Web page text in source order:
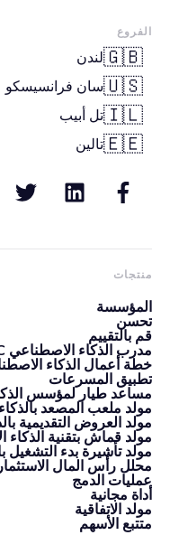
الفروع
🇬🇧لندن
🇺🇸سان فرانسيسكو
🇮🇱تل أبيب
🇪🇪تالين
منتجات
المؤسسة
تحسن
قم بالتقييم
مدرب الذكاء الاصطناعي VC
خطة أعمال الذكاء
تطبيق المسرعات
مساعد طيار لمؤسس
مولد ملعب المصعد
مولد العروض التقديمية
مولد قماش بتقنية الذكاء
مولد تأشيرة بدء التشغيل
محلل رأس المال
عمليات الدمج
أداة مجانية
مولد الاتفاقية
متتبع الأسهم